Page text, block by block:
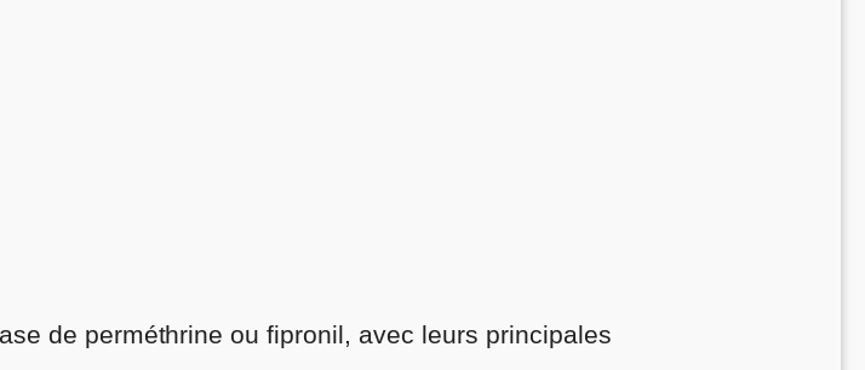
de perméthrine ou fipronil, avec leurs principales